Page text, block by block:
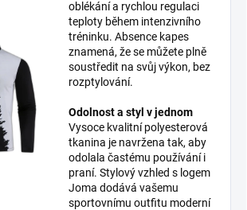
oblékání a rychlou regulaci
teploty během intenzivního
tréninku. Absence kapes
znamená, že se můžete plně
soustředit na svůj výkon, bez
rozptylování.
Odolnost a styl v jednom
Vysoce kvalitní polyesterová
tkanina je navržena tak, aby
odolala častému používání i
praní. Stylový vzhled s logem
Joma dodává vašemu
sportovnímu outfitu moderní